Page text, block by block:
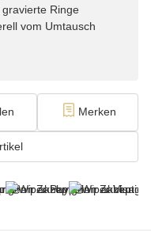
Ringe
vom Umtausch
Merken